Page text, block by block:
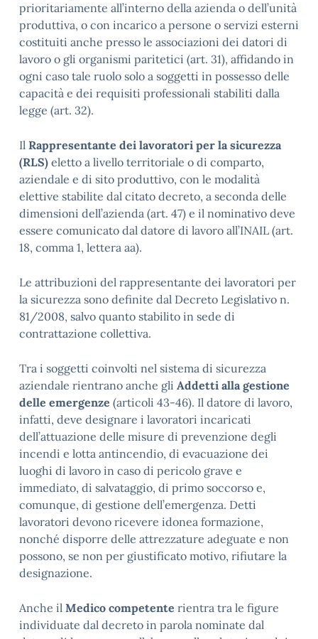
prioritariamente all’interno della azienda o dell’unità
produttiva, o con incarico a persone o servizi esterni
costituiti anche presso le associazioni dei datori di
lavoro o gli organismi paritetici (art. 31), affidando in
ogni caso tale ruolo solo a soggetti in possesso delle
capacità e dei requisiti professionali stabiliti dalla
legge (art. 32).
Il Rappresentante dei lavoratori per la sicurezza
(RLS) eletto a livello territoriale o di comparto,
aziendale e di sito produttivo, con le modalità
elettive stabilite dal citato decreto, a seconda delle
dimensioni dell’azienda (art. 47) e il nominativo deve
essere comunicato dal datore di lavoro all’INAIL (art.
18, comma 1, lettera aa).
Le attribuzioni del rappresentante dei lavoratori per
la sicurezza sono definite dal Decreto Legislativo n.
81/2008, salvo quanto stabilito in sede di
contrattazione collettiva.
Tra i soggetti coinvolti nel sistema di sicurezza
aziendale rientrano anche gli Addetti alla gestione
delle emergenze (articoli 43-46). Il datore di lavoro,
infatti, deve designare i lavoratori incaricati
dell’attuazione delle misure di prevenzione degli
incendi e lotta antincendio, di evacuazione dei
luoghi di lavoro in caso di pericolo grave e
immediato, di salvataggio, di primo soccorso e,
comunque, di gestione dell’emergenza. Detti
lavoratori devono ricevere idonea formazione,
nonché disporre delle attrezzature adeguate e non
possono, se non per giustificato motivo, rifiutare la
designazione.
Anche il Medico competente rientra tra le figure
individuate dal decreto in parola nominate dal